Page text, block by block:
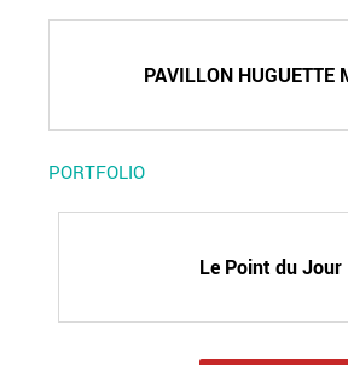
PAVILLON HUGUETTE
PORTFOLIO
Le Point du Jour